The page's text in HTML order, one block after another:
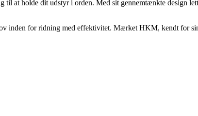
at holde dit udstyr i orden. Med sit gennemtænkte design
inden for ridning med effektivitet. Mærket HKM, kendt for